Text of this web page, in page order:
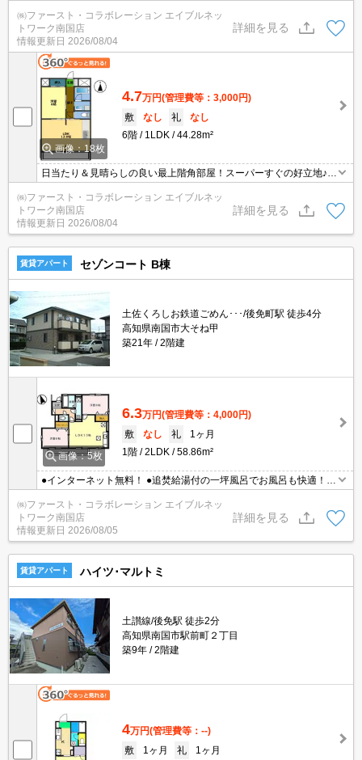
濯機置場！スーパー歩いてすぐの好立地♪
㈱ファースト・コラボレーション エイブルネッ
トワーク南国店
情報更新日 2026/08/04
詳細を見る
画像：18枚
4.7万円(管理費等：3,000円)
敷
なし 礼
なし
6階
1LDK 44.28m²
日当たり＆見晴らしの良い最上階角部屋！スーパーすぐの好立地♪室
内洗濯機置場＆独立洗面台あり1LDK！
㈱ファースト・コラボレーション エイブルネッ
トワーク南国店
情報更新日 2026/08/04
詳細を見る
賃貸アパート セゾンコート B棟
土佐くろしお鉄道ごめん･･･/後免町駅 徒歩4分
高知県南国市大そね甲
築21年
2階建
画像：5枚
6.3万円(管理費等：4,000円)
敷
なし 礼
1ヶ月
1階
2LDK 58.86m²
●インターネット無料！ ●追焚給湯付の一坪風呂でお風呂も快適！ ●
エアコン1台付（LDK）
㈱ファースト・コラボレーション エイブルネッ
トワーク南国店
情報更新日 2026/08/05
詳細を見る
賃貸アパート ハイツ･マルトミ
土讃線/後免駅 徒歩2分
高知県南国市駅前町２丁目
築9年
2階建
4万円(管理費等：--)
敷
1ヶ月 礼
1ヶ月